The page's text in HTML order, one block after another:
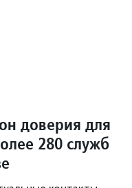
доверия для
280 служб